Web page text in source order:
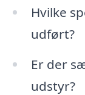
Hvilke
udført?
Er der
udstyr?